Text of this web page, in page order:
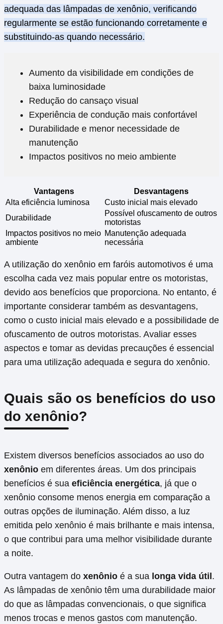
adequada das lâmpadas de xenônio, verificando
regularmente se estão funcionando corretamente e
substituindo-as quando necessário.
Aumento da visibilidade em condições de
baixa luminosidade
Redução do cansaço visual
Experiência de condução mais confortável
Durabilidade e menor necessidade de
manutenção
Impactos positivos no meio ambiente
Vantagens
Desvantagens
Alta eficiência luminosa
Custo inicial mais elevado
Durabilidade
Possível ofuscamento de outros
motoristas
Impactos positivos no meio
ambiente
Manutenção adequada
necessária
A utilização do xenônio em faróis automotivos é uma
escolha cada vez mais popular entre os motoristas,
devido aos benefícios que proporciona. No entanto, é
importante considerar também as desvantagens,
como o custo inicial mais elevado e a possibilidade de
ofuscamento de outros motoristas. Avaliar esses
aspectos e tomar as devidas precauções é essencial
para uma utilização adequada e segura do xenônio.
Quais são os benefícios do uso
do xenônio?
Existem diversos benefícios associados ao uso do
xenônio em diferentes áreas. Um dos principais
benefícios é sua eficiência energética, já que o
xenônio consome menos energia em comparação a
outras opções de iluminação. Além disso, a luz
emitida pelo xenônio é mais brilhante e mais intensa,
o que contribui para uma melhor visibilidade durante
a noite.
Outra vantagem do xenônio é a sua longa vida útil .
As lâmpadas de xenônio têm uma durabilidade maior
do que as lâmpadas convencionais, o que significa
menos trocas e menos gastos com manutenção.